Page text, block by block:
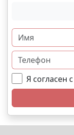
Я согласен с